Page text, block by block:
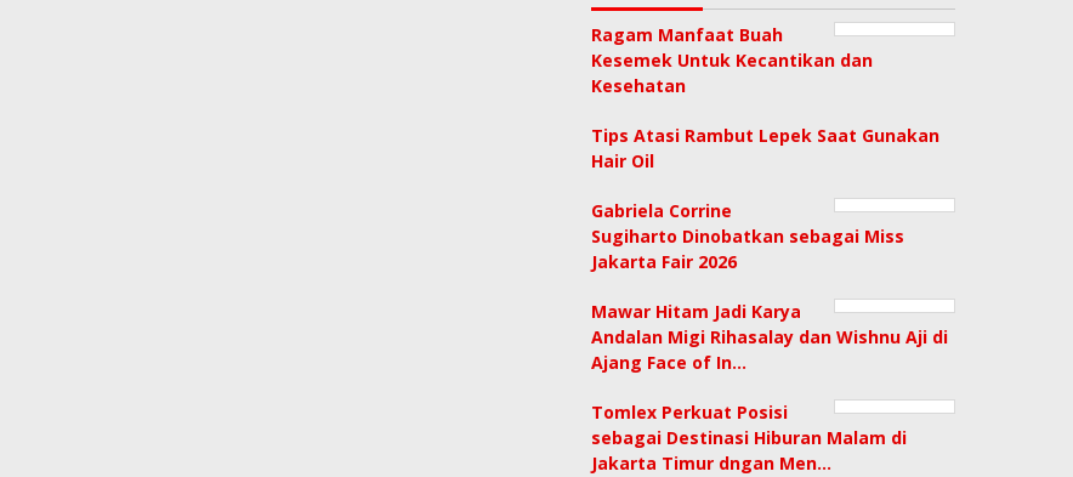
Ragam Manfaat Buah
Kesemek Untuk Kecantikan dan
Kesehatan
Tips Atasi Rambut Lepek Saat Gunakan
Hair Oil
Gabriela Corrine
Sugiharto Dinobatkan sebagai Miss
Jakarta Fair 2026
Mawar Hitam Jadi Karya
Andalan Migi Rihasalay dan Wishnu Aji di
Ajang Face of In…
Tomlex Perkuat Posisi
sebagai Destinasi Hiburan Malam di
Jakarta Timur dngan Men…